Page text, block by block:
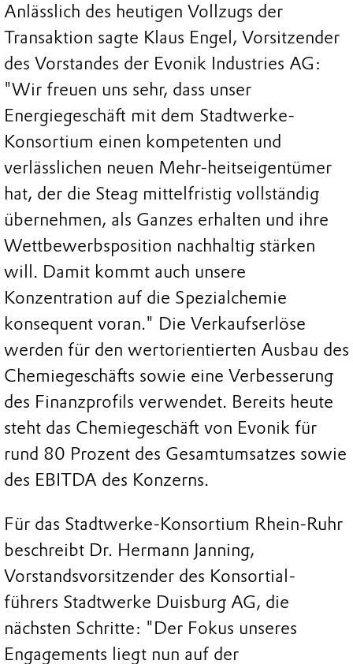
Anlässlich des heutigen Vollzugs der
Transaktion sagte Klaus Engel, Vorsitzender
des Vorstandes der Evonik Industries AG:
"Wir freuen uns sehr, dass unser
Energiegeschäft mit dem Stadtwerke-
Konsortium einen kompetenten und
verlässlichen neuen Mehr-heitseigentümer
hat, der die Steag mittelfristig vollständig
übernehmen, als Ganzes erhalten und ihre
Wettbewerbsposition nachhaltig stärken
will. Damit kommt auch unsere
Konzentration auf die Spezialchemie
konsequent voran." Die Verkaufserlöse
werden für den wertorientierten Ausbau des
Chemiegeschäfts sowie eine Verbesserung
des Finanzprofils verwendet. Bereits heute
steht das Chemiegeschäft von Evonik für
rund 80 Prozent des Gesamtumsatzes sowie
des EBITDA des Konzerns.
Für das Stadtwerke-Konsortium Rhein-Ruhr
beschreibt Dr. Hermann Janning,
Vorstandsvorsitzender des Konsortial-
führers Stadtwerke Duisburg AG, die
nächsten Schritte: "Der Fokus unseres
Engagements liegt nun auf der